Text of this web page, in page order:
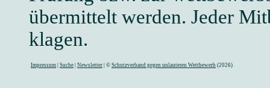
übermittelt werden. Jeder
klagen.
Impressum Suche Newsletter | © Schutzverband gegen unlauteren Wettbewerb (2026)